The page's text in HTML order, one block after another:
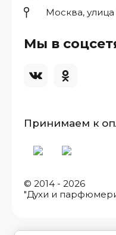
© 2014 - 2026
"Духи и
Москва,
Мы в
Принимаем к